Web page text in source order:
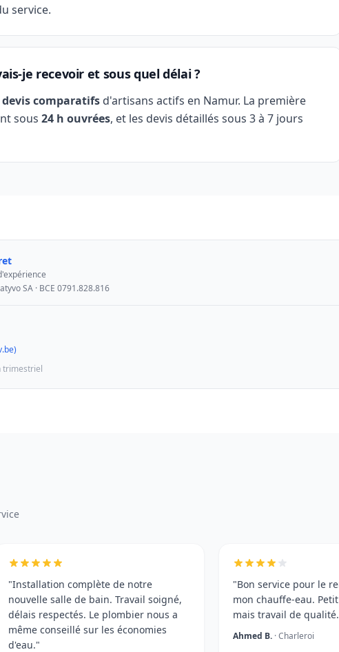
service.
je recevoir et sous quel délai ?
comparatifs d'artisans actifs en Namur. La première
sous 24 h ouvrées, et les devis détaillés sous 3 à 7 jours
SA · BCE 0791.828.816
trimestriel
"Installation complète de notre
nouvelle salle de bain. Travail soigné,
délais respectés. Le plombier nous a
même conseillé sur les économies
d'eau."
"Bon service pour le
mon chauffe-eau.
mais travail de
Ahmed B. · Charleroi